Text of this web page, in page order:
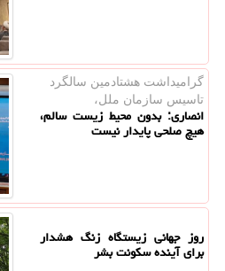
گرامیداشت هشتادمین سالگرد
تاسیس سازمان ملل،
انصاری: بدون محیط زیست سالم،
هیچ صلحی پایدار نیست
روز جهانی زیستگاه زنگ هشدار
برای آینده سکونت بشر